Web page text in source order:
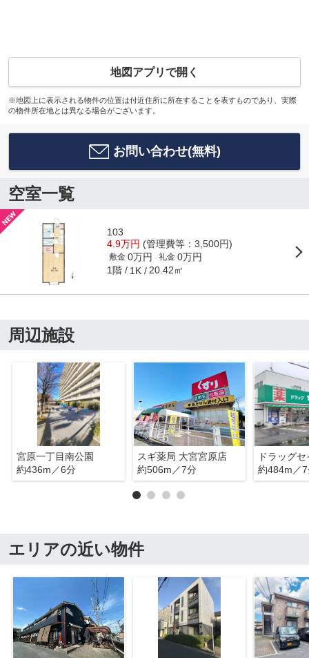
地図アプリで開く
※地図上に表示される物件の位置は付近住所に所在することを表すものであり、実際
の物件所在地とは異なる場合がございます。
お問い合わせ(無料)
空室一覧
103
4.9万円 (管理費等：3,500円)
敷金 0万円 礼金 0万円
1階 1K 20.42㎡
周辺施設
宮原一丁目南公園
約436m／6分
スギ薬局 大宮宮原店
約506m／7分
約484m／
エリアの近い物件